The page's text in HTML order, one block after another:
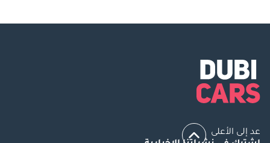
عد إلى الأعلى